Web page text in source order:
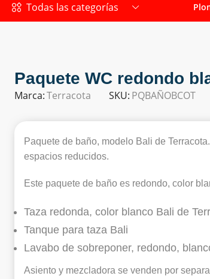
Todas las categorías
Paquete WC redondo
Marca:Terracota SKU: PQBAÑOBCOT
Paquete de baño, modelo Bali de
espacios reducidos.
Este paquete de baño es redondo, color
Taza redonda, color blanco Bali de
Tanque para taza Bali
Lavabo de sobreponer, redondo,
Asiento y mezcladora se venden por